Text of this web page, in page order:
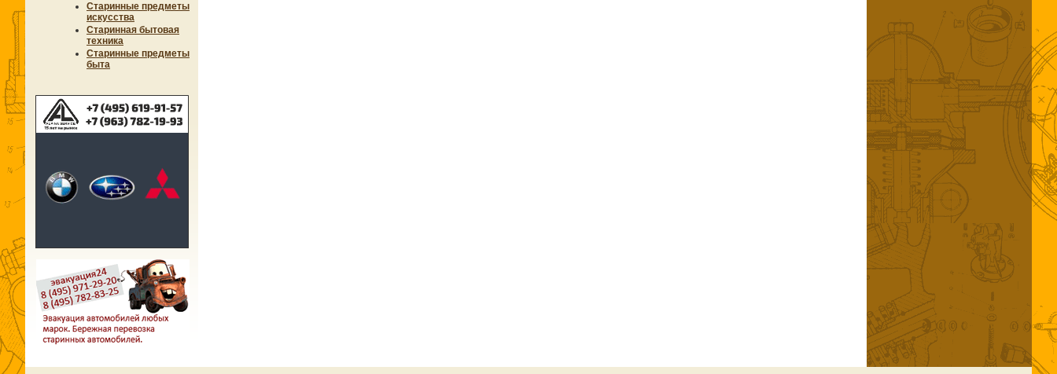
Старинные предметы
искусства
Старинная бытовая
техника
Старинные предметы
быта